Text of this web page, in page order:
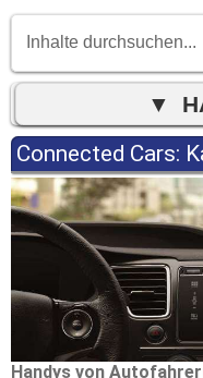
Connected Cars:
Handys von